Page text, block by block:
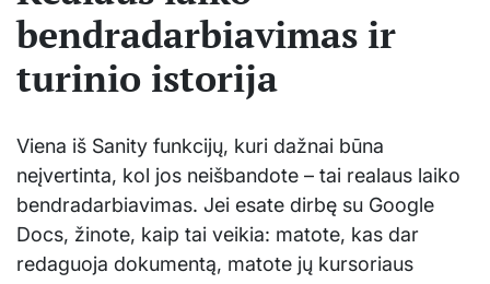
bendradarbiavimas ir
turinio istorija
Viena iš Sanity funkcijų, kuri dažnai būna
neįvertinta, kol jos neišbandote – tai realaus laiko
bendradarbiavimas. Jei esate dirbę su Google
Docs, žinote, kaip tai veikia: matote, kas dar
redaguoja dokumentą, matote jų kursoriaus